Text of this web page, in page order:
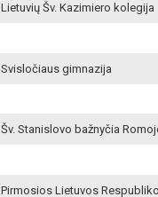
Lietuvių Šv. Kazimiero kolegija
Svisločiaus gimnazija
Šv. Stanislovo bažnyčia
Pirmosios Lietuvos